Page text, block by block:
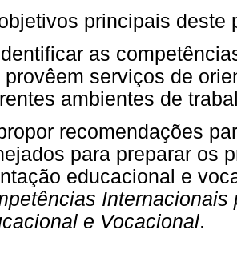
principais deste
as
provêem serviços de
ambientes de
recomendações
para preparar os
educacional e
e Vocacional.